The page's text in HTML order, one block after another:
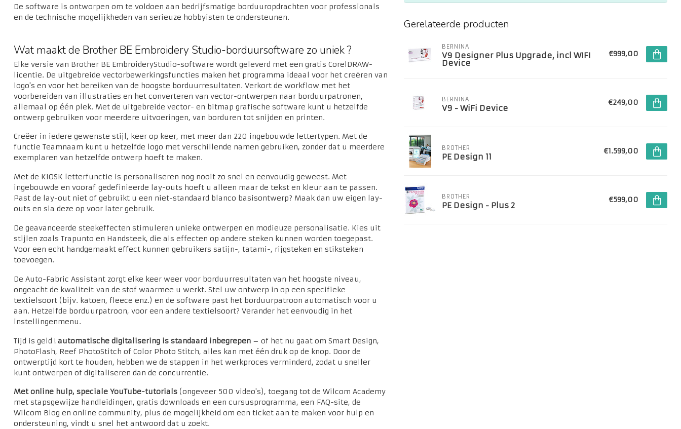
De software is ontworpen om te voldoen aan bedrijfsmatige borduuropdrachten voor professionals
en de technische mogelijkheden van serieuze hobbyisten te ondersteunen.
Wat maakt de Brother BE Embroidery Studio-borduursoftware zo uniek ?
Elke versie van Brother BE EmbroideryStudio-software wordt geleverd met een gratis CorelDRAW-
licentie. De uitgebreide vectorbewerkingsfuncties maken het programma ideaal voor het creëren van
logo's en voor het bereiken van de hoogste borduurresultaten. Verkort de workflow met het
voorbereiden van illustraties en het converteren van vector-ontwerpen naar borduurpatronen,
allemaal op één plek. Met de uitgebreide vector- en bitmap grafische software kunt u hetzelfde
ontwerp gebruiken voor meerdere uitvoeringen, van borduren tot snijden en printen.
Creëer in iedere gewenste stijl, keer op keer, met meer dan 220 ingebouwde lettertypen. Met de
functie Teamnaam kunt u hetzelfde logo met verschillende namen gebruiken, zonder dat u meerdere
exemplaren van hetzelfde ontwerp hoeft te maken.
Met de KIOSK letterfunctie is personaliseren nog nooit zo snel en eenvoudig geweest. Met
ingebouwde en vooraf gedefinieerde lay-outs hoeft u alleen maar de tekst en kleur aan te passen.
Past de lay-out niet of gebruikt u een niet-standaard blanco basisontwerp? Maak dan uw eigen lay-
outs en sla deze op voor later gebruik.
De geavanceerde steekeffecten stimuleren unieke ontwerpen en modieuze personalisatie. Kies uit
stijlen zoals Trapunto en Handsteek, die als effecten op andere steken kunnen worden toegepast.
Voor een echt handgemaakt effect kunnen gebruikers satijn-, tatami-, rijgsteken en stiksteken
toevoegen.
De Auto-Fabric Assistant zorgt elke keer weer voor borduurresultaten van het hoogste niveau,
ongeacht de kwaliteit van de stof waarmee u werkt. Stel uw ontwerp in op een specifieke
textielsoort (bijv. katoen, fleece enz.) en de software past het borduurpatroon automatisch voor u
aan. Hetzelfde borduurpatroon, voor een andere textielsoort? Verander het eenvoudig in het
instellingenmenu.
Tijd is geld ! automatische digitalisering is standaard inbegrepen – of het nu gaat om Smart Design,
PhotoFlash, Reef PhotoStitch of Color Photo Stitch, alles kan met één druk op de knop. Door de
ontwerptijd kort te houden, hebben we de stappen in het werkproces verminderd, zodat u sneller
kunt ontwerpen of digitaliseren dan de concurrentie.
Met online hulp, speciale YouTube-tutorials (ongeveer 500 video's), toegang tot de Wilcom Academy
met stapsgewijze handleidingen, gratis downloads en een cursusprogramma, een FAQ-site, de
Wilcom Blog en online community, plus de mogelijkheid om een ticket aan te maken voor hulp en
ondersteuning, vindt u snel het antwoord dat u zoekt.
Gerelateerde producten
BERNINA
V9 Designer Plus Upgrade, incl WIFI
Device
€999,00
BERNINA
V9 - WiFi Device
€249,00
BROTHER
PE Design 11
€1.599,00
BROTHER
PE Design - Plus 2
€599,00